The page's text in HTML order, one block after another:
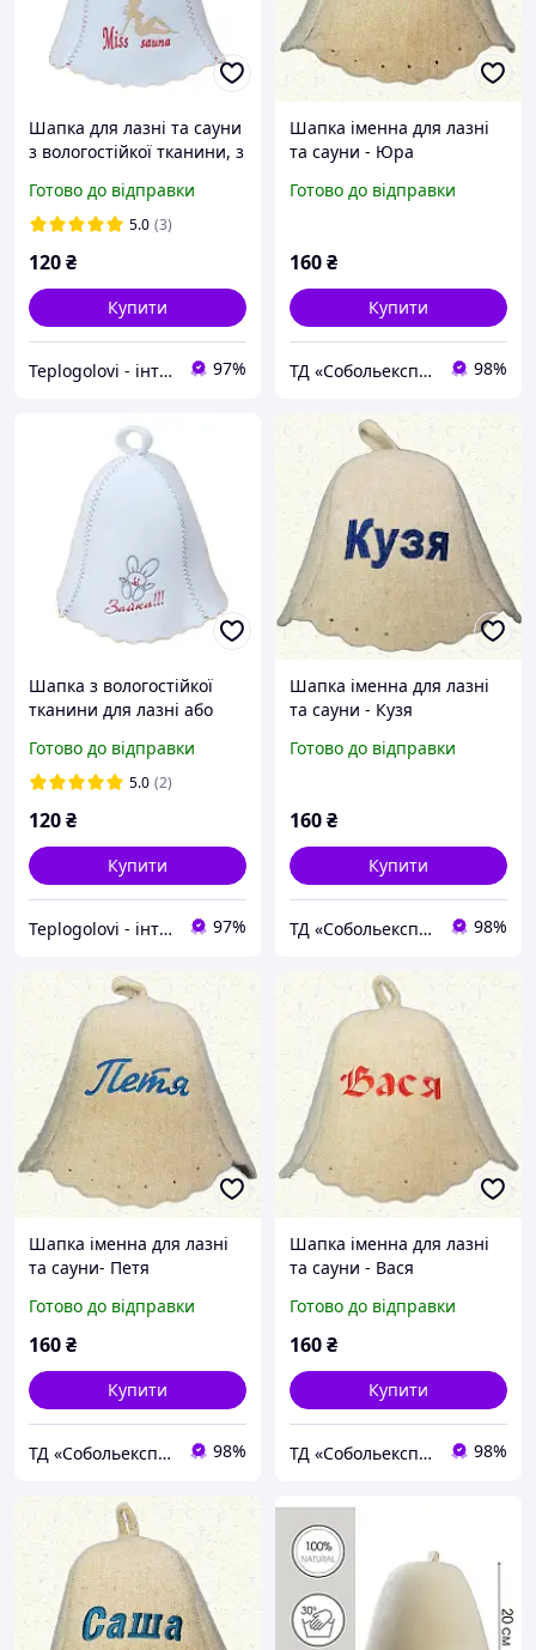
Шапка для лазні та сауни
з вологостійкої тканини, з
"Miss sauna" Біла
Готово до відправки
5.0 (3)
120₴
Купити
Teplogolovi - інтернет-магазин товарів для лазні, прапори та балаклави 97%
Шапка іменна для лазні
та сауни - Юра
Готово до відправки
160₴
Купити
ТД «Собольекспрес» 98%
Шапка з вологостійкої
тканини для лазні або
вишивкою "Зайка",
щільна шапка для лазні
Готово до відправки
5.0 (2)
120₴
Купити
Teplogolovi - інтернет-магазин товарів для лазні, прапори та балаклави 97%
Шапка іменна для лазні
та сауни - Кузя
Готово до відправки
160₴
Купити
ТД «Собольекспрес» 98%
Шапка іменна для лазні
та сауни- Петя
Готово до відправки
160₴
Купити
ТД «Собольекспрес» 98%
Шапка іменна для лазні
та сауни - Вася
Готово до відправки
160₴
Купити
ТД «Собольекспрес» 98%